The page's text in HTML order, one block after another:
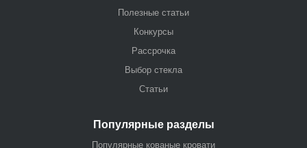
Полезные статьи
Конкурсы
Рассрочка
Выбор стекла
Статьи
Популярные разделы
Популярные кованые кровати